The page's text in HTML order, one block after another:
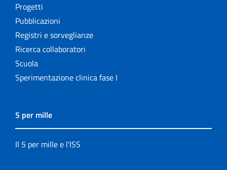
Progetti
Pubblicazioni
Registri e sorveglianze
Ricerca collaboratori
Scuola
Sperimentazione clinica fase I
5 per mille
Il 5 per mille e l'ISS